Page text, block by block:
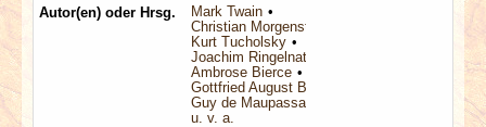
Autor(en) oder Hrsg.
Mark Twain
Christian Morgenstern
Kurt Tucholsky
Joachim Ringelnatz
Ambrose Bierce
Gottfried August Bürger
Guy de Maupassant
u. v. a.